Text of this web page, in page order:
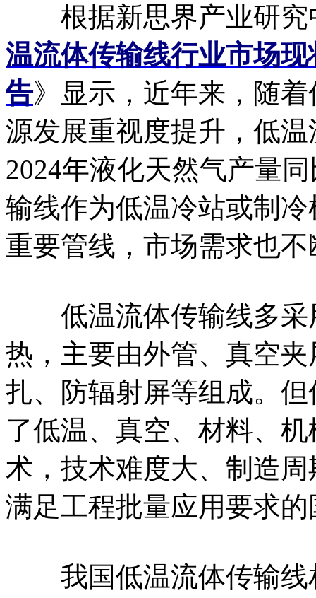
根据新思界产业研究
温流体传输线行业市场
告》显示，近年来，随
源发展重视度提升，低
2024年液化天然气产量
输线作为低温冷站或制
重要管线，市场需求也
低温流体传输线多采
热，主要由外管、真空
扎、防辐射屏等组成。
了低温、真空、材料、
术，技术难度大、制造
满足工程批量应用要求
我国低温流体传输线